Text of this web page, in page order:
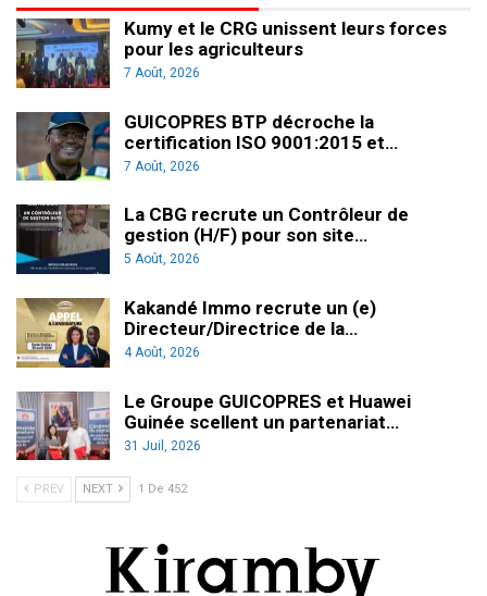
Kumy et le CRG unissent leurs forces
pour les agriculteurs
7 Août, 2026
GUICOPRES BTP décroche la
certification ISO 9001:2015 et…
7 Août, 2026
La CBG recrute un Contrôleur de
gestion (H/F) pour son site…
5 Août, 2026
Kakandé Immo recrute un (e)
Directeur/Directrice de la…
4 Août, 2026
Le Groupe GUICOPRES et Huawei
Guinée scellent un partenariat…
31 Juil, 2026
PREV NEXT 1 De 452